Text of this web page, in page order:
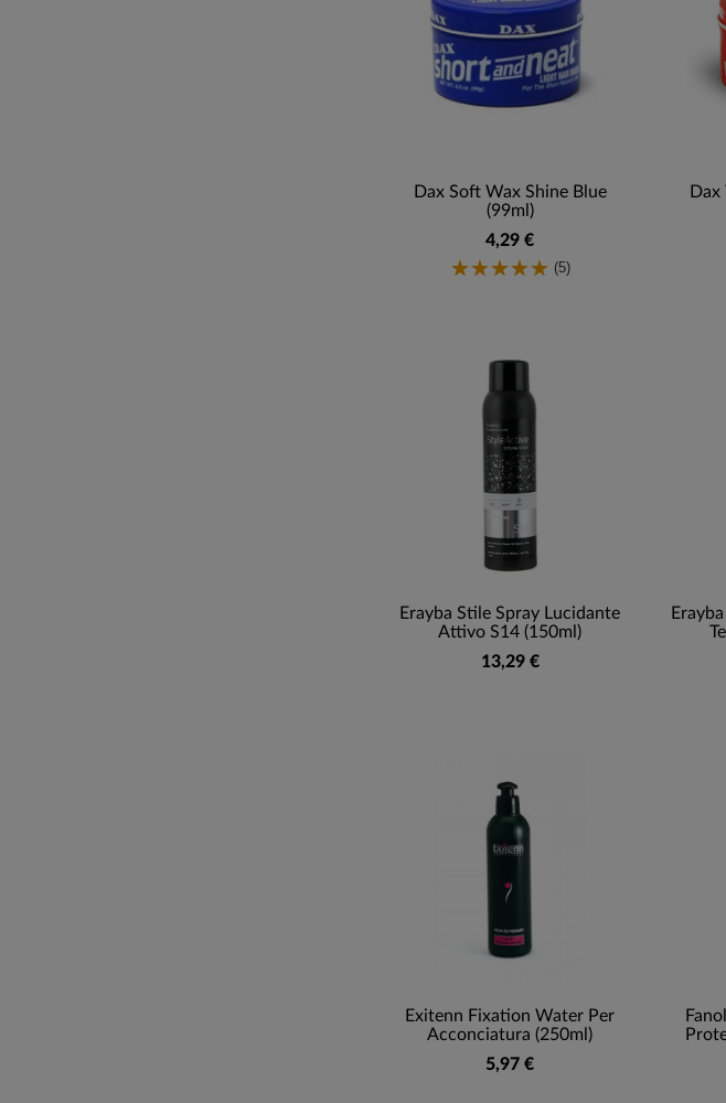
Dax Soft Wax Shine Blue
(99ml)
4,29 €
(5)
Dax
Erayba Stile Spray Lucidante
Attivo S14 (150ml)
13,29 €
Exitenn Fixation Water Per
Acconciatura (250ml)
5,97 €